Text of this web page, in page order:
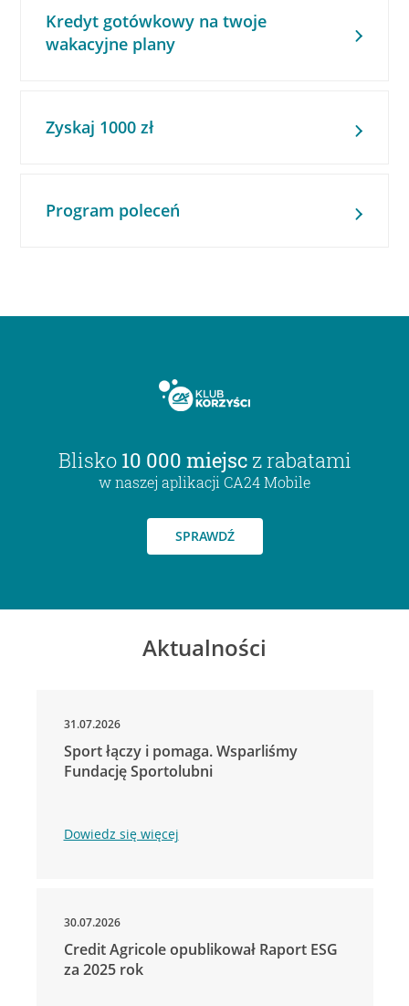
Kredyt gotówkowy na twoje
wakacyjne plany
Zyskaj 1000 zł
Program poleceń
Blisko 10 000 miejsc z rabatami
w naszej aplikacji CA24 Mobile
SPRAWDŹ
Aktualności
31.07.2026
Sport łączy i pomaga. Wsparliśmy
Fundację Sportolubni
Dowiedz się więcej
30.07.2026
Credit Agricole opublikował Raport ESG
za 2025 rok